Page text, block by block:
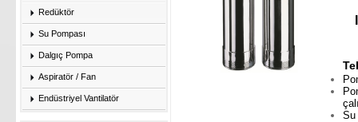
Redüktör
Su Pompası
Dalgıç Pompa
Aspiratör / Fan
Endüstriyel Vantilatör
Su